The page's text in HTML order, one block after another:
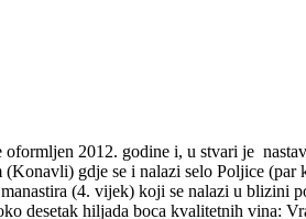
2012. godine i, u stvari je
(Konavli) gdje se i nalazi selo Poljice
(4. vijek) koji se nalazi u blizini
desetak hiljada boca kvalitetnih vina: